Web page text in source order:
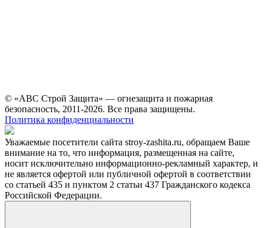
© «АВС Строй Защита» — огнезащита и пожарная
безопасность, 2011-2026. Все права защищены.
Политика конфиденциальности
Уважаемые посетители сайта stroy-zashita.ru, обращаем Ваше
внимание на то, что информация, размещенная на сайте,
носит исключительно информационно-рекламный характер, и
не является офертой или публичной офертой в соответствии
со статьей 435 и пунктом 2 статьи 437 Гражданского кодекса
Российской Федерации.